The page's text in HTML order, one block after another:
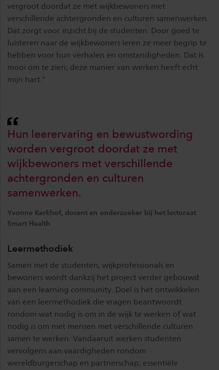
vergroot doordat ze met wijkbewoners met
verschillende achtergronden en culturen samenwerken.
Dat zorgt voor inzicht bij de studenten. Door goed te
luisteren naar de wijkbewoners leren ze meer begrip te
hebben voor hun verhalen en omstandigheden. Dat is
mooi om te zien; deze manier van werken heeft echt
mijn hart."
Hun leerervaring en bewustwording
worden vergroot doordat ze met
wijkbewoners met verschillende
achtergronden en culturen
samenwerken.
Yvonne Kerkhof, docent en onderzoeker bij het lectoraat
Smart Health
Leermethodiek
Samen met de studenten, wijkprofessionals en
bewoners wordt dankzij het project verder gebouwd
aan een learning community. Doel is het ontwikkelen
van een leermethodiek die vragen beantwoordt
rondom wat nodig is om in de wijk te werken of wat
nodig is om met mensen met verschillende culturen
samen te werken. Vandaaruit werken studenten
vervolgens aan vaardigheden rondom
wereldburgerschap en partnerschap; essentiële